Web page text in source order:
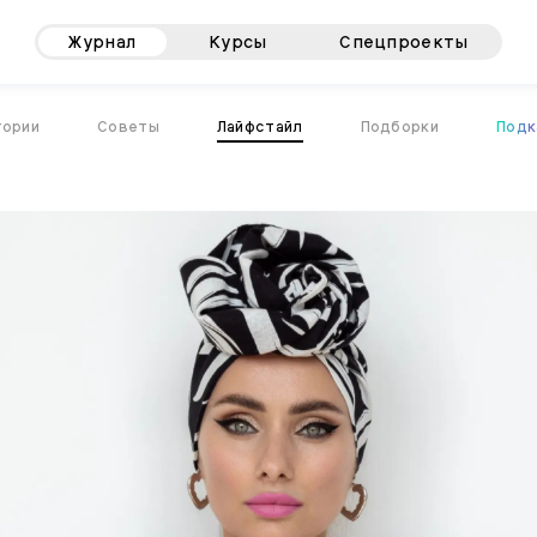
Журнал Курсы Спецпроекты
Советы Лайфстайл Подборки